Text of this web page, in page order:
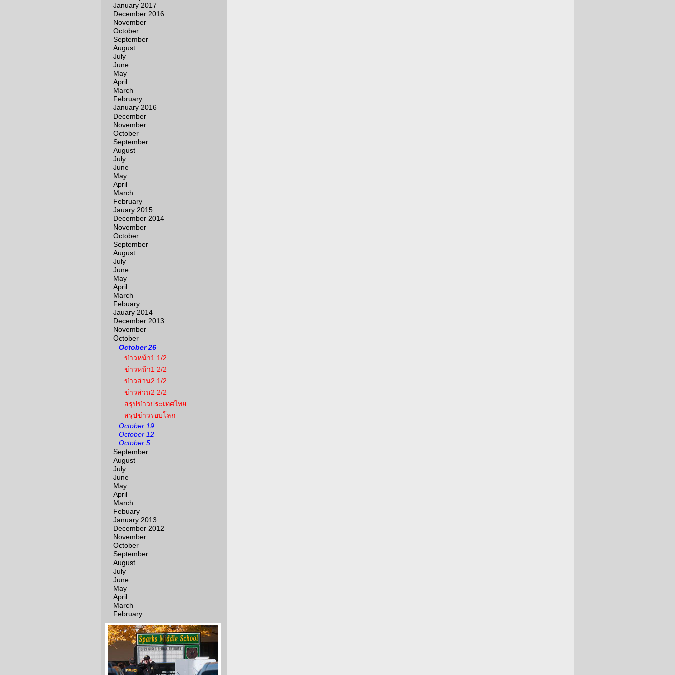
January 2017
December 2016
November
October
September
August
July
June
May
April
March
February
January 2016
December
November
October
September
August
July
June
May
April
March
February
Jauary 2015
December 2014
November
October
September
August
July
June
May
April
March
Febuary
Jauary 2014
December 2013
November
October
October 26
ข่าวหน้า1 1/2
ข่าวหน้า1 2/2
ข่าวส่วน2 1/2
ข่าวส่วน2 2/2
สรุปข่าวประเทศไทย
สรุปข่าวรอบโลก
October 19
October 12
October 5
September
August
July
June
May
April
March
Febuary
January 2013
December 2012
November
October
September
August
July
June
May
April
March
February